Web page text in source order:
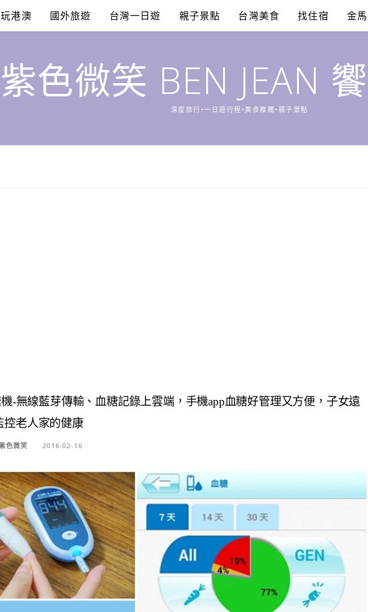
玩港澳 國外旅遊 台灣一日遊 親子景點 台灣美食 找住宿 金
紫色微笑 BEN JEAN
深度旅行•一日遊行程•美食推薦•親子景點
-無線藍芽傳輸、血糖記錄上雲端，手機app血糖好管理又方便，子女遠
控老人家的健康
色微笑 2016-02-16